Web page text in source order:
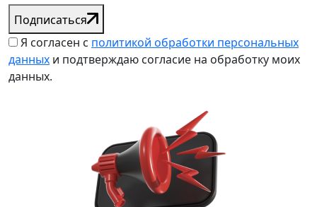
Подписаться
Я согласен с политикой обработки персональных
данных и подтверждаю согласие на обработку моих
данных.